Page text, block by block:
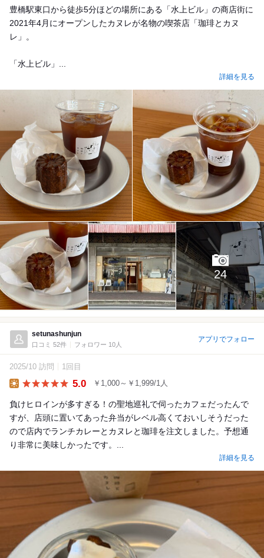
豊橋駅東口から徒歩5分ほどの場所にある「水上ビル」の商店街に
2021年4月にオープンしたカヌレが名物の喫茶店「珈琲とカヌ
レ」。
「水上ビル」...
詳細を見る
24
setunashunjun
口コミ 52件 フォロワー 10人
アプリでフォロー
2025/10 訪問 1回目
5.0 ￥1,000～￥1,999/1人
負けヒロインが多すぎる！の聖地巡礼で伺ったカフェだったんで
すが、店頭に置いてあった弁当がレベル高くておいしそうだった
ので店内でランチカレーとカヌレと珈琲を注文しました。予想通
り非常に美味しかったです。...
詳細を見る